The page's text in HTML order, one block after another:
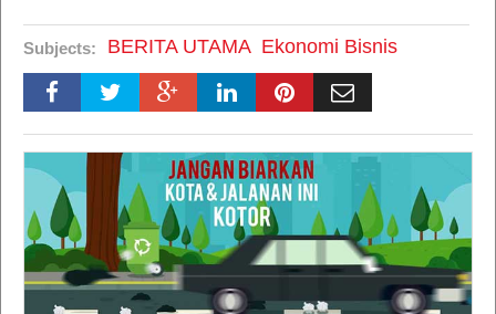
Subjects: BERITA UTAMA Ekonomi Bisnis